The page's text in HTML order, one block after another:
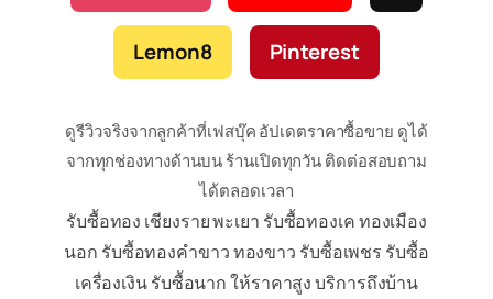
Lemon8 Pinterest
ดูรีวิวจริงจากลูกค้าที่เฟสบุ๊ค อัปเดตราคาซื้อขาย ดูได้
จากทุกช่องทางด้านบน ร้านเปิดทุกวัน ติดต่อสอบถาม
ได้ตลอดเวลา
รับซื้อทอง เชียงราย พะเยา รับซื้อทองเค ทองเมือง
นอก รับซื้อทองคำขาว ทองขาว รับซื้อเพชร รับซื้อ
เครื่องเงิน รับซื้อนาก ให้ราคาสูง บริการถึงบ้าน